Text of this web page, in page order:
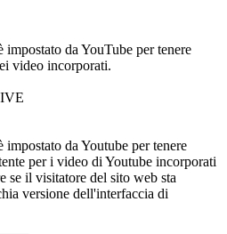
impostato da YouTube per tenere
video incorporati.
impostato da Youtube per tenere
per i video di Youtube incorporati
se il visitatore del sito web sta
versione dell'interfaccia di